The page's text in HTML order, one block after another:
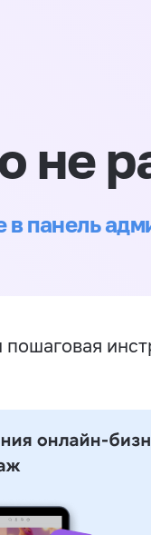
не
в панель
пошаговая